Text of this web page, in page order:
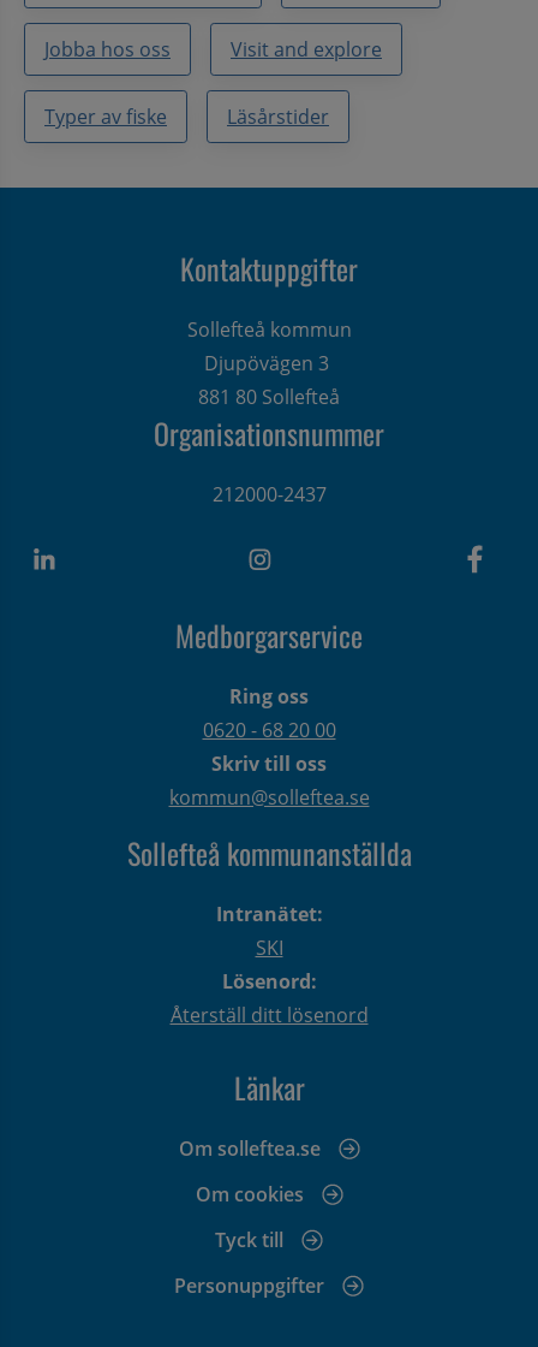
Jobba hos oss Visit and explore
Typer av fiske Läsårstider
Kontaktuppgifter
Sollefteå kommun
Djupövägen 3
881 80 Sollefteå
Organisationsnummer
212000-2437
Medborgarservice
Ring oss
0620 - 68 20 00
Skriv till oss
kommun@solleftea.se
Sollefteå kommunanställda
Intranätet:
SKI
Lösenord:
Återställ ditt lösenord
Länkar
Om solleftea.se
Om cookies
Tyck till
Personuppgifter